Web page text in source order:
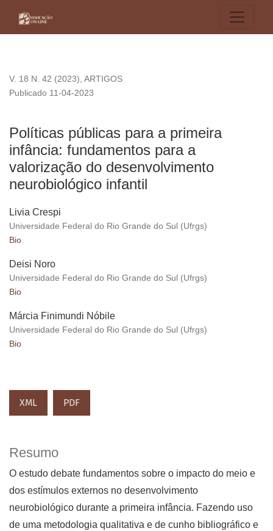
V. 18 N. 42 (2023), ARTIGOS
Políticas públicas para a primeira
infância: fundamentos para a
valorização do desenvolvimento
neurobiológico infantil
Publicado 11-04-2023
Livia Crespi
Universidade Federal do Rio Grande do Sul (Ufrgs)
Bio
Deisi Noro
Universidade Federal do Rio Grande do Sul (Ufrgs)
Bio
Márcia Finimundi Nóbile
Universidade Federal do Rio Grande do Sul (Ufrgs)
Bio
XML PDF
Resumo
O estudo debate fundamentos sobre o impacto do meio e
dos estímulos externos no desenvolvimento
neurobiológico durante a primeira infância. Fazendo uso
de uma metodologia qualitativa e de cunho bibliográfico e